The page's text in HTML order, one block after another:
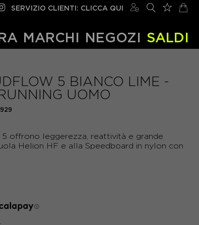
SERVIZIO CLIENTI: CLICCA QUI
MARCHI NEGOZI SALDI
5 BIANCO LIME -
UOMO
offrono leggerezza, reattività e grande
Helion HF e alla Speedboard in nylon con